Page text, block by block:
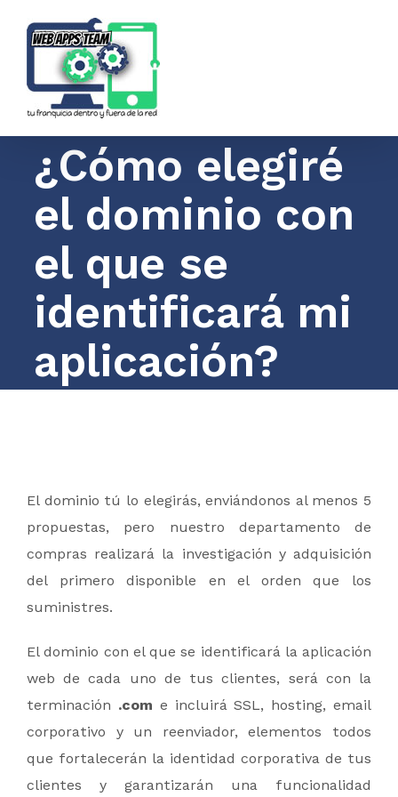
contenido
¿Cómo elegiré
el dominio con
el que se
identificará mi
aplicación?
El dominio tú lo elegirás, enviándonos al menos 5
propuestas, pero nuestro departamento de
compras realizará la investigación y adquisición
del primero disponible en el orden que los
suministres.
El dominio con el que se identificará la aplicación
web de cada uno de tus clientes, será con la
terminación .com e incluirá SSL, hosting, email
corporativo y un reenviador, elementos todos
que fortalecerán la identidad corporativa de tus
clientes y garantizarán una funcionalidad
2020 @ Copyright | Web Apps Team LLC
All Rights Reserved
Políticas de Privacidad y No Reembolso